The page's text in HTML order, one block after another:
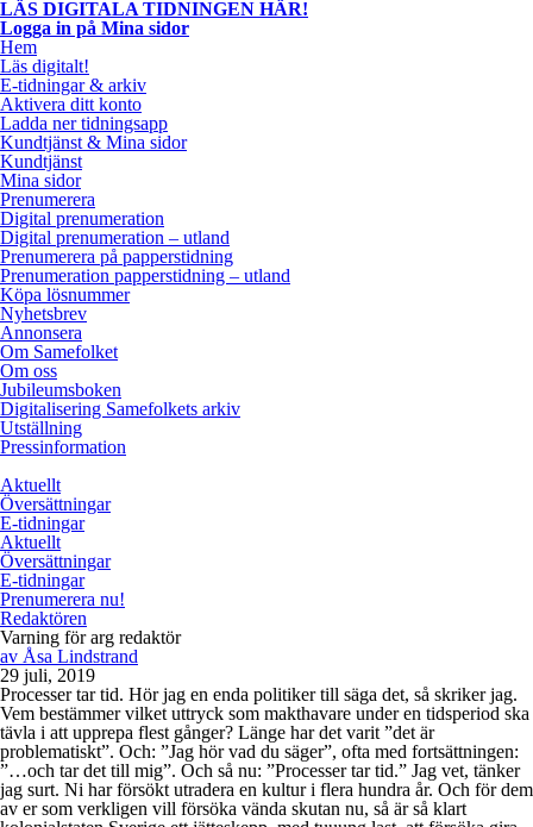
LÄS DIGITALA TIDNINGEN HÄR!
Logga in på Mina sidor
Hem
Läs digitalt!
E-tidningar & arkiv
Aktivera ditt konto
Ladda ner tidningsapp
Kundtjänst & Mina sidor
Kundtjänst
Mina sidor
Prenumerera
Digital prenumeration
Digital prenumeration – utland
Prenumerera på papperstidning
Prenumeration papperstidning – utland
Köpa lösnummer
Nyhetsbrev
Annonsera
Om Samefolket
Om oss
Jubileumsboken
Digitalisering Samefolkets arkiv
Utställning
Pressinformation
Aktuellt
Översättningar
E-tidningar
Aktuellt
Översättningar
E-tidningar
Prenumerera nu!
Redaktören
Varning för arg redaktör
av Åsa Lindstrand
29 juli, 2019
Processer tar tid. Hör jag en enda politiker till säga det, så skriker jag.
Vem bestämmer vilket uttryck som makthavare under en tidsperiod ska
tävla i att upprepa flest gånger? Länge har det varit ”det är
problematiskt”. Och: ”Jag hör vad du säger”, ofta med fortsättningen:
”…och tar det till mig”. Och så nu: ”Processer tar tid.” Jag vet, tänker
jag surt. Ni har försökt utradera en kultur i flera hundra år. Och för dem
av er som verkligen vill försöka vända skutan nu, så är så klart